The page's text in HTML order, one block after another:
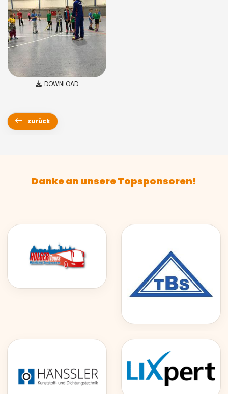
DOWNLOAD
zurück
Danke an unsere Topsponsoren!